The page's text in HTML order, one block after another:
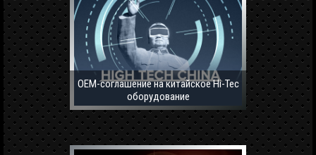
OEM-соглашение на китайское Hi-Tec
оборудование